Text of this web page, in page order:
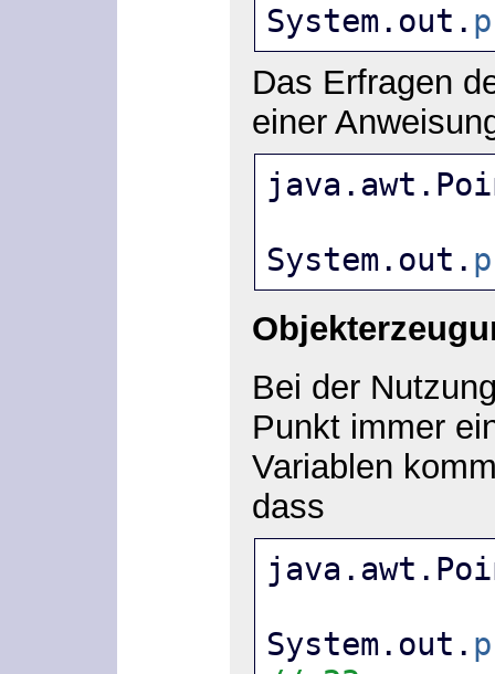
System.out.
Das Erfragen
einer
System.out.
Bei der
Punkt immer
Variablen
dass
System.out.